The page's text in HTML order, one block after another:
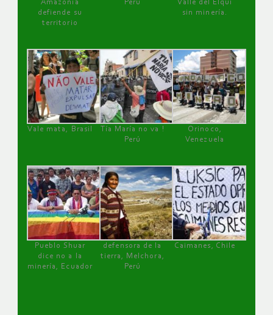
Amazonía
defiende su
territorio
Perú
Valle del Elqui
sin minería.
Vale mata, Brasil
Tía María no va !
Perú
Orinoco,
Venezuela
Pueblo Shuar
dice no a la
minería, Ecuador
defensora de la
tierra, Melchora,
Perú
Caimanes, Chile